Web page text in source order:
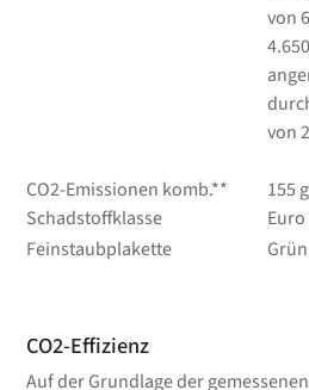
von
von
CO2-Emissionen komb.**
155
Schadstoffklasse
Feinstaubplakette
Grün
CO2-Effizienz
Auf der Grundlage der